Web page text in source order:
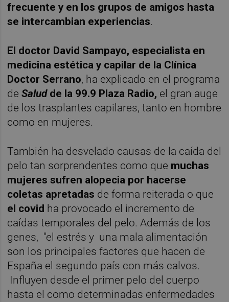
frecuente y en los grupos de amigos hasta
se intercambian experiencias.
El doctor David Sampayo, especialista en
medicina estética y capilar de la Clínica
Doctor Serrano, ha explicado en el programa
deSaludde la 99.9 Plaza Radio, el gran auge
de los trasplantes capilares, tanto en hombre
como en mujeres.
También ha desvelado causas de la caída del
pelo tan sorprendentes como que muchas
mujeres sufren alopecia por hacerse
coletas apretadas de forma reiterada o que
el covid ha provocado el incremento de
caídas temporales del pelo. Además de los
genes, "el estrés y una mala alimentación
son los principales factores que hacen de
España el segundo país con más calvos.
Influyen desde el primer pelo del cuerpo
hasta el como determinadas enfermedades